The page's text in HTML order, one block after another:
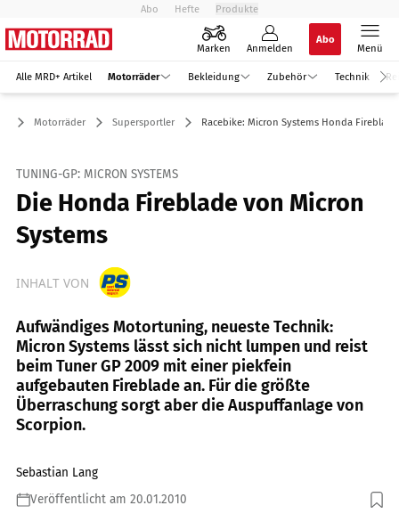
Abo Hefte Produkte
Marken Anmelden
Abo
Menü
Alle MRD+ Artikel Motorräder Bekleidung Zubehör Technik
Motorräder Supersportler Racebike: Micron Systems Honda Fireblade
TUNING-GP: MICRON SYSTEMS
Die Honda Fireblade von Micron
Systems
INHALT VON
Aufwändiges Motortuning, neueste Technik:
Micron Systems lässt sich nicht lumpen und reist
beim Tuner GP 2009 mit einer piekfein
aufgebauten Fireblade an. Für die größte
Überraschung sorgt aber die Auspuffanlage von
Scorpion.
Sebastian Lang
Veröffentlicht am 20.01.2010
Foto: fact